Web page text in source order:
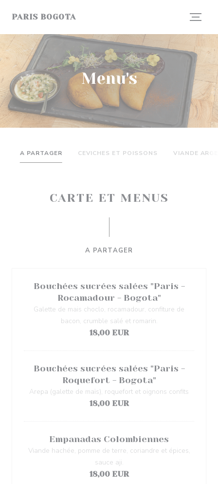
PARIS BOGOTA
Menu's
A PARTAGER CEVICHES ET POISSONS VIANDE
CARTE ET MENUS
A PARTAGER
Bouchées sucrées salées "Paris -
Rocamadour - Bogota"
Galette de mais choclo, rocamadour, confiture de
bacon, crumble salé et romarin.
18,00 EUR
Bouchées sucrées salées "Paris -
Roquefort - Bogota"
Arepa (galette de maïs), roquefort et oignons confits
18,00 EUR
Empanadas Colombiennes
Viande hachée, pomme de terre, coriandre et épices,
sauce aji.
18,00 EUR